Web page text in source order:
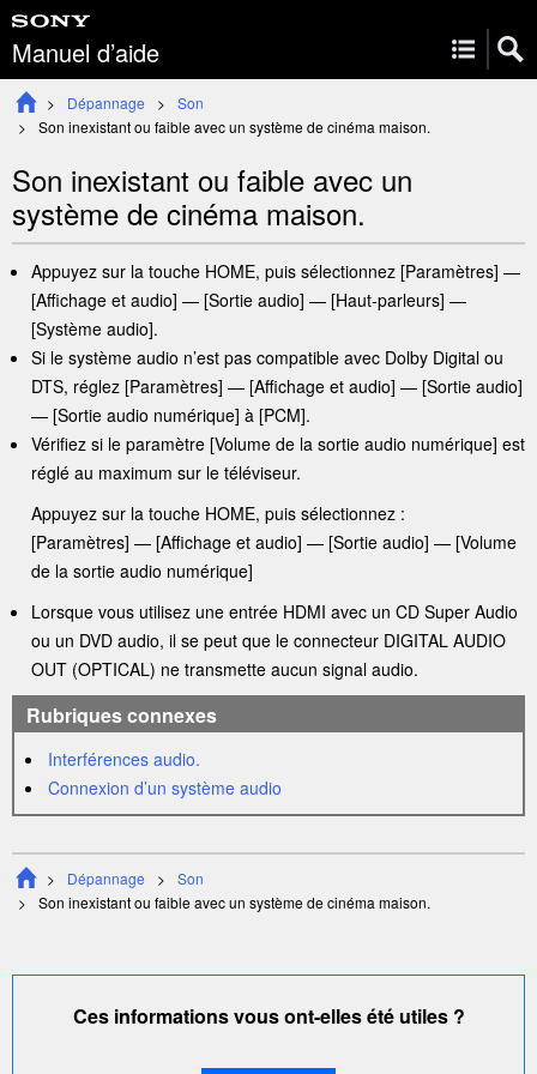
Manuel d’aide
Dépannage
Son
Son inexistant ou faible avec un système decinéma maison.
Son inexistant ou faible avec un
système de cinéma maison.
Appuyez sur la touche HOME, puis sélectionnez [Paramètres] —
[Affichage et audio] — [Sortie audio] — [Haut-parleurs] —
[Système audio].
Si le système audio n’est pas compatible avec Dolby Digital ou
DTS, réglez [Paramètres] — [Affichage et audio] — [Sortie audio]
— [Sortie audio numérique] à [PCM].
Vérifiez si le paramètre [Volume de la sortie audio numérique] est
réglé au maximum sur le téléviseur.
Appuyez sur la touche HOME, puis sélectionnez :
[Paramètres] — [Affichage et audio] — [Sortie audio] — [Volume
de la sortie audio numérique]
Lorsque vous utilisez une entrée HDMI avec un CD Super Audio
ou un DVD audio, il se peut que le connecteur DIGITAL AUDIO
OUT (OPTICAL) ne transmette aucun signal audio.
Rubriques connexes
Interférences audio.
Connexion d’un système audio
Dépannage
Son
Son inexistant ou faible avec un système decinéma maison.
Ces informations vous ont-elles été utiles ?